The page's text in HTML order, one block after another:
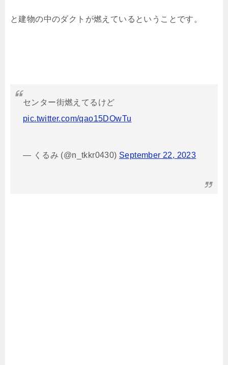
と建物の中のダクトが燃えているということです。
センター街燃えてるけど
pic.twitter.com/qao15DOwTu
— くるみ (@n_tkkr0430) September 22, 2023